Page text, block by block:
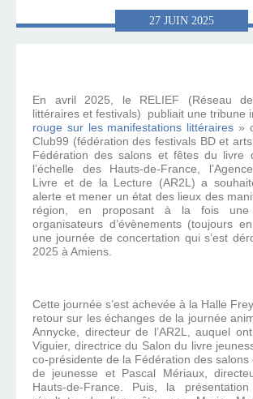
27 JUIN 2025
En avril 2025, le RELIEF (Réseau
littéraires et festivals) publiait une tribune
rouge sur les manifestations littéraires »
Club99 (fédération des festivals BD et
Fédération des salons et fêtes du livre
l’échelle des Hauts-de-France,
Livre et de la Lecture (AR2L) a
alerte et mener un état des lieux des
région, en proposant à la fois une
organisateurs d’évènements (toujours
une journée de concertation qui s’est
2025 à Amiens.
Cette journée s’est achevée à la Halle
retour sur les échanges de la journée
Annycke, directeur de l’AR2L, auquel
Viguier, directrice du Salon du livre
co-présidente de la Fédération des salons
de jeunesse et Pascal Mériaux,
Hauts-de-France. Puis, la